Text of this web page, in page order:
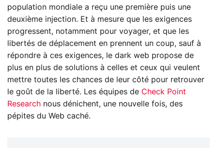
population mondiale a reçu une première puis une
deuxième injection. Et à mesure que les exigences
progressent, notamment pour voyager, et que les
libertés de déplacement en prennent un coup, sauf à
répondre à ces exigences, le dark web propose de
plus en plus de solutions à celles et ceux qui veulent
mettre toutes les chances de leur côté pour retrouver
le goût de la liberté. Les équipes de Check Point
Research nous dénichent, une nouvelle fois, des
pépites du Web caché.